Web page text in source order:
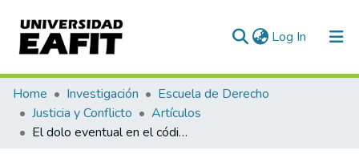
Log In (current)
Communities & Collections
All of DSpace
Home Investigación
Escuela de Derecho
Justicia y Conflicto
Artículos
El dolo eventual en el código penal colombiano: entre limitaciones dogmáticas y exigencias político criminales